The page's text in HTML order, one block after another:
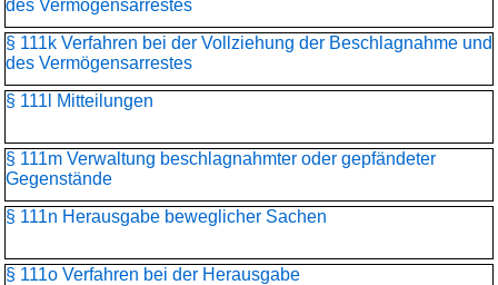
des Vermögensarrestes
§ 111k Verfahren bei der Vollziehung der Beschlagnahme und
des Vermögensarrestes
§ 111l Mitteilungen
§ 111m Verwaltung beschlagnahmter oder gepfändeter
Gegenstände
§ 111n Herausgabe beweglicher Sachen
§ 111o Verfahren bei der Herausgabe